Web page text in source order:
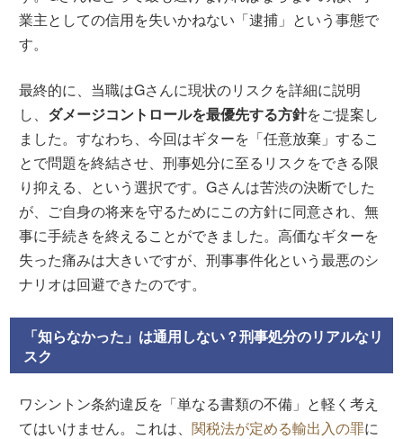
業主としての信用を失いかねない「逮捕」という事態で
す。
最終的に、当職はGさんに現状のリスクを詳細に説明
し、 ダメージコントロールを最優先する方針をご提案し
ました。すなわち、今回はギターを「任意放棄」するこ
とで問題を終結させ、刑事処分に至るリスクをできる限
り抑える、という選択です。Gさんは苦渋の決断でした
が、ご自身の将来を守るためにこの方針に同意され、無
事に手続きを終えることができました。高価なギターを
失った痛みは大きいですが、刑事事件化という最悪のシ
ナリオは回避できたのです。
「知らなかった」は通用しない？刑事処分のリアルなリ
スク
ワシントン条約違反を「単なる書類の不備」と軽く考え
てはいけません。これは、関税法が定める輸出入の罪に